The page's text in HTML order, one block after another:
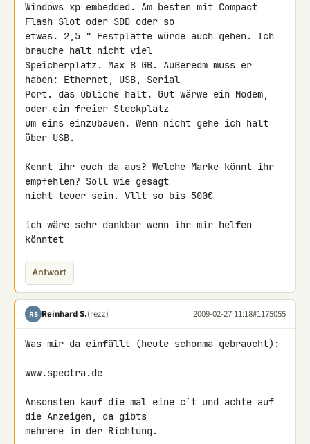
Windows xp embedded. Am besten mit Compact
Flash Slot oder SDD oder so
etwas. 2,5 " Festplatte würde auch gehen. Ich
brauche halt nicht viel
Speicherplatz. Max 8 GB. Außeredm muss er
haben: Ethernet, USB, Serial
Port. das übliche halt. Gut wärwe ein Modem,
oder ein freier Steckplatz
um eins einzubauen. Wenn nicht gehe ich halt
über USB.
Kennt ihr euch da aus? Welche Marke könnt ihr
empfehlen? Soll wie gesagt
nicht teuer sein. Vllt so bis 500€
ich wäre sehr dankbar wenn ihr mir helfen
könntet
Antwort
RS Reinhard S.(rezz) 2009-02-27 11:18#1175055
Was mir da einfällt (heute schonma gebraucht):
www.spectra.de
Ansonsten kauf die mal eine c´t und achte auf
die Anzeigen, da gibts
mehrere in der Richtung.